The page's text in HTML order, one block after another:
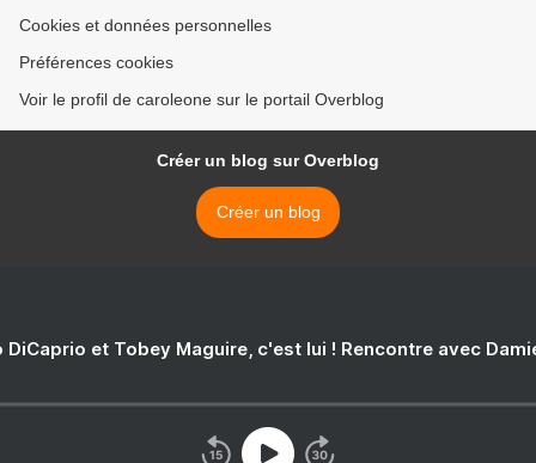
Cookies et données personnelles
Préférences cookies
Voir le profil de caroleone sur le portail Overblog
Créer un blog sur Overblog
Créer un blog
DiCaprio et Tobey Maguire, c'est lui ! Rencontre avec